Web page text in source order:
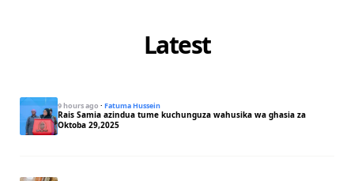
Latest
9 hours ago · Fatuma Hussein
Rais Samia azindua tume kuchunguza wahusika wa ghasia za
Oktoba 29,2025